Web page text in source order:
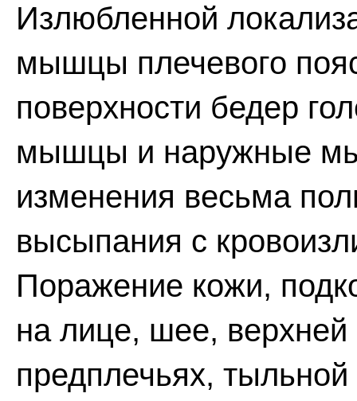
Излюбленной
мышцы плечевого
поверхности бедер
мышцы и наружные
изменения весьма
высыпания с
Поражение кожи,
на лице, шее, верхней
предплечьях, тыльной